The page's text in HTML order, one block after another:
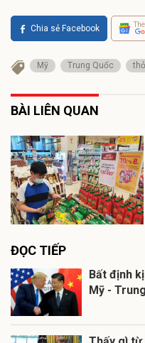
Chia sẻ Facebook
Mỹ Trung Quốc
BÀI LIÊN QUAN
ĐỌC TIẾP
Bất định
Mỹ - Trung